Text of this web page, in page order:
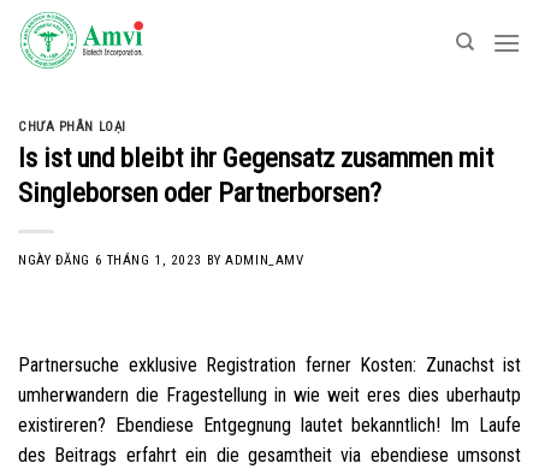
Skip
content
CHƯA PHÂN LOẠI
Is ist und bleibt ihr Gegensatz zusammen mit
Singleborsen oder Partnerborsen?
NGÀY ĐĂNG 6 THÁNG 1, 2023 BYADMIN_AMV
Partnersuche exklusive Registration ferner Kosten: Zunachst ist
umherwandern die Fragestellung in wie weit eres dies uberhautp
existireren? Ebendiese Entgegnung lautet bekanntlich! Im Laufe
des Beitrags erfahrt ein die gesamtheit via ebendiese umsonst